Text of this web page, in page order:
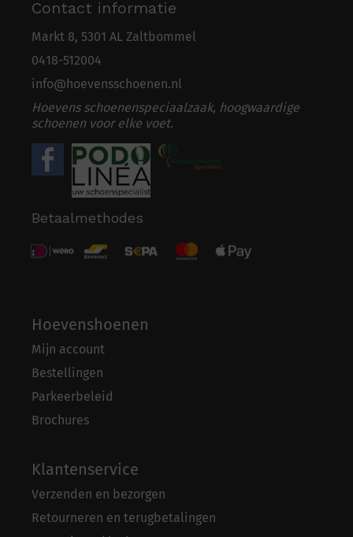
Contact informatie
Markt 8, 5301 AL Zaltbommel
0418-512004
info@hoevensschoenen.nl
Hoevens schoenenspeciaalzaak, hoogwaardige
schoenen voor elke voet.
Betaalmethodes
Hoevenshoenen
Mijn account
Bestellingen
Parkeerbeleid
Brochures
Klantenservice
Verzenden en bezorgen
Retourneren en terugbetalingen